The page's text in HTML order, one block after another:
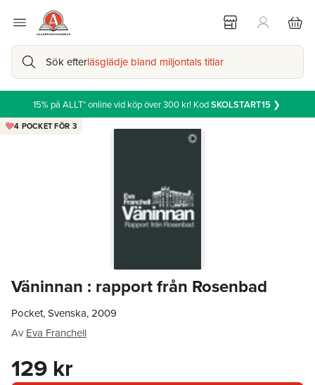
Sök efterläsglädje bland miljontals titlar
15% på ALLT* online vid köp över 300 kr! KodSKOLSTART15❯
Väninnan : rapport från Rosenbad
4 POCKET FÖR 3
Pocket, Svenska, 2009
Av Eva Franchell
129 kr